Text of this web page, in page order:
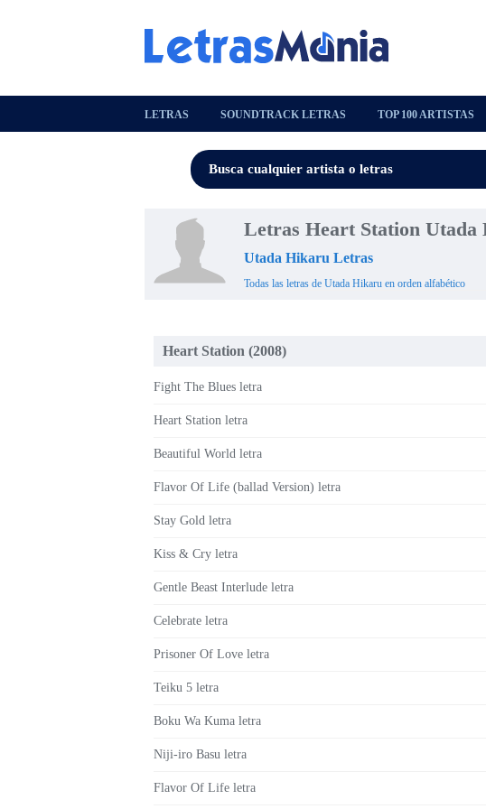
LETRAS SOUNDTRACK LETRAS TOP 100 ARTISTAS
Letras Heart Station Utada
Utada Hikaru Letras
Todas las letras de Utada Hikaru en orden alfabético
Heart Station (2008)
Fight The Blues letra
Heart Station letra
Beautiful World letra
Flavor Of Life (ballad Version) letra
Stay Gold letra
Kiss & Cry letra
Gentle Beast Interlude letra
Celebrate letra
Prisoner Of Love letra
Teiku 5 letra
Boku Wa Kuma letra
Niji-iro Basu letra
Flavor Of Life letra